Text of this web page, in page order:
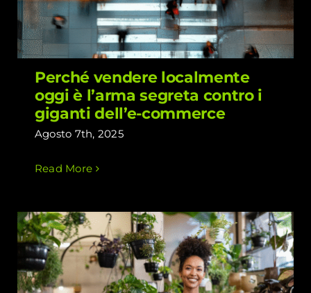
Perché vendere localmente
oggi è l’arma segreta contro i
giganti dell’e-commerce
Agosto 7th, 2025
Read More